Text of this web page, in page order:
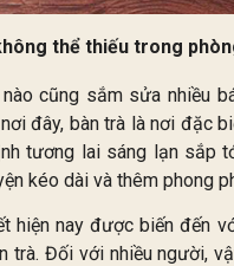
thể thiếu trong
cũng sắm sửa nhiều
đây, bàn trà là nơi đặc
tương lai sáng lạn sắp
kéo dài và thêm phong
hiện nay được biến đến
trà. Đối với nhiều người,